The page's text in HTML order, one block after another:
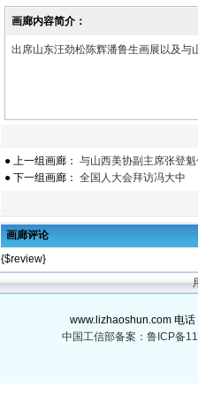
画廊内容简介：
出席山东汪劲松陈辉潘鲁生画展以及与
● 上一组画廊： 与山西美协副主席张登
● 下一组画廊： 全国人大会拜访冯大中
画廊评论
{$review}
www.lizhaoshun.com 电
中国工信部备案：鲁ICP备